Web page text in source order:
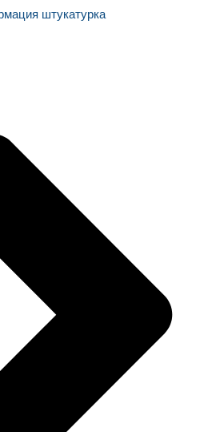
штукатурка